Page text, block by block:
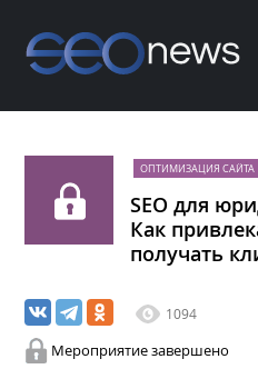
ОПТИМИЗАЦИЯ САЙТА
SEO для
Как
получать
1094
Мероприятие завершено